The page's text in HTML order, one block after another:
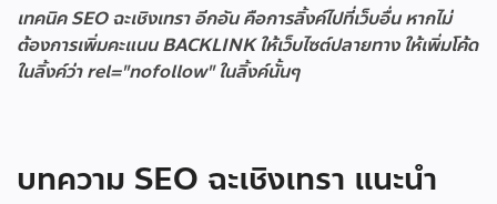
เทคนิค SEO ฉะเชิงเทรา อีกอัน คือการลิ้งค์ไปที่เว็บอื่น หากไม่
ต้องการเพิ่มคะแนน BACKLINK ให้เว็บไซต์ปลายทาง ให้เพิ่มโค้ด
ในลิ้งค์ว่า rel="nofollow" ในลิ้งค์นั้นๆ
บทความ SEO ฉะเชิงเทรา แนะนำ